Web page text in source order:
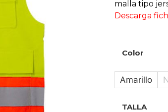
malla tipo
Descarga
Color
Amarillo
TALLA